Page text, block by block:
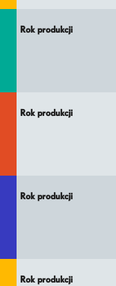
Rok produkcji
Rok produkcji
Rok produkcji
Rok produkcji